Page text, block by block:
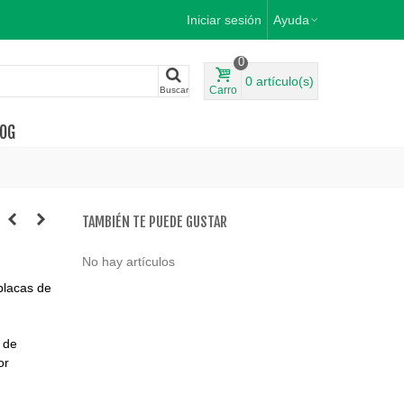
Iniciar sesión Ayuda
Buscar Carro
0
0 artículo(s)
de
de
TAMBIÉN TE PUEDE GUSTAR
No hay artículos